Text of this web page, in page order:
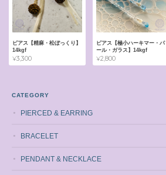
ピアス【精麻・松ぼっくり】
14kgf
¥3,300
ピアス【極小ハーキマー・パ
ール・ガラス】14kgf
¥2,800
CATEGORY
PIERCED & EARRING
BRACELET
PENDANT & NECKLACE